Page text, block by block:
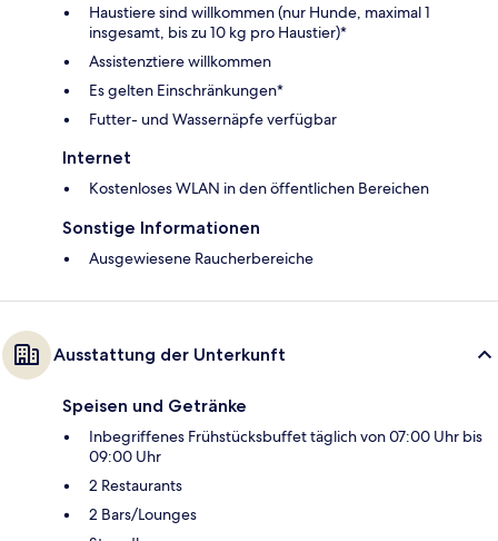
Haustiere sind willkommen (nur Hunde, maximal 1
insgesamt, bis zu 10 kg pro Haustier)*
Assistenztiere willkommen
Es gelten Einschränkungen*
Futter- und Wassernäpfe verfügbar
Internet
Kostenloses WLAN in den öffentlichen Bereichen
Sonstige Informationen
Ausgewiesene Raucherbereiche
Ausstattung der Unterkunft
Speisen und Getränke
Inbegriffenes Frühstücksbuffet täglich von 07:00 Uhr bis
09:00 Uhr
2 Restaurants
2 Bars/Lounges